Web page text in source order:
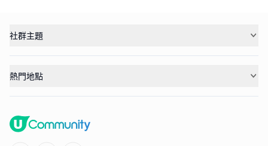
社群主題
熱門地點